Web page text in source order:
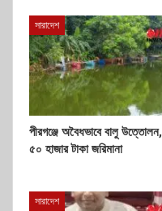
সারাদেশ
পীরগঞ্জে অবৈধভাবে বালু উত্তোলন,
৫০ হাজার টাকা জরিমানা
সারাদেশ